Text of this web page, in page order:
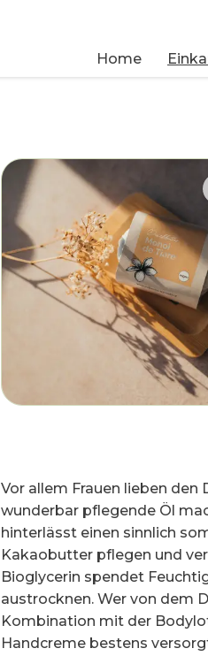
Home
Vor allem Frauen lieben den
wunderbar pflegende Öl
hinterlässt einen sinnlich
Kakaobutter pflegen und
Bioglycerin spendet
austrocknen. Wer von dem
Kombination mit der
Handcreme bestens